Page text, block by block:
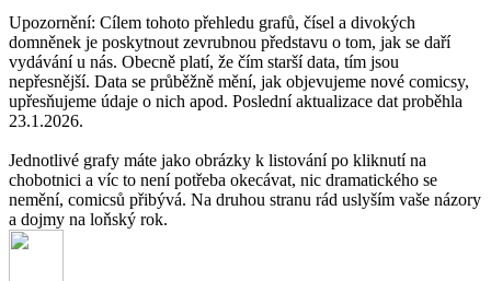
Upozornění: Cílem tohoto přehledu grafů, čísel a divokých
domněnek je poskytnout zevrubnou představu o tom, jak se daří
vydávání u nás. Obecně platí, že čím starší data, tím jsou
nepřesnější. Data se průběžně mění, jak objevujeme nové comicsy,
upřesňujeme údaje o nich apod. Poslední aktualizace dat proběhla
23.1.2026.
Jednotlivé grafy máte jako obrázky k listování po kliknutí na
chobotnici a víc to není potřeba okecávat, nic dramatického se
nemění, comicsů přibývá. Na druhou stranu rád uslyším vaše názory
a dojmy na loňský rok.